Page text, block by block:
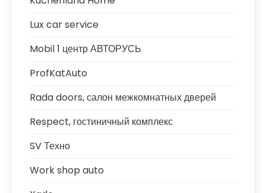
Lux car service
Mobil 1 центр АВТОРУСЬ
ProfKatAuto
Rada doors, салон межкомнатных дверей
Respect, гостиничный комплекс
SV Техно
Work shop auto